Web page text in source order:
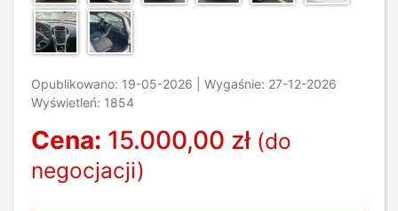
Opublikowano: 19-05-2026 | Wygaśnie: 27-12-2026
Wyświetleń: 1854
Cena: 15.000,00 zł (do
negocjacji)